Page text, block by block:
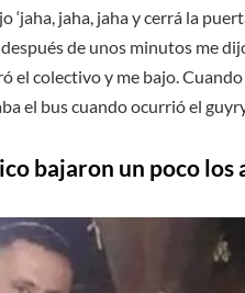
jaha, jaha y cerrá la
de unos minutos me
el colectivo y me bajo.
el bus cuando ocurrió el
bajaron un poco los